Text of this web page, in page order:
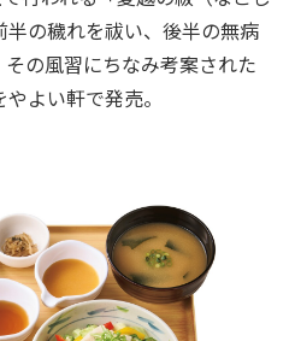
の穢れを祓い、後半の無病
の風習にちなみ考案された
よい軒で発売。